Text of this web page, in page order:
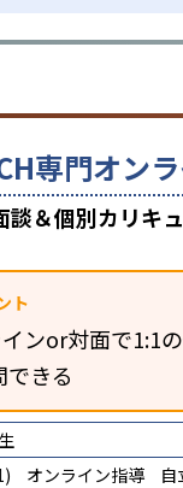
専門オン
談＆個別カリキ
ト
ンor対面で1:1
できる
オンライン指導 自